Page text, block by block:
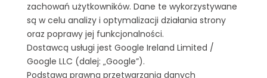
zachowań użytkowników. Dane te wykorzystywane
są w celu analizy i optymalizacji działania strony
oraz poprawy jej funkcjonalności.
Dostawcą usługi jest Google Ireland Limited /
Google LLC (dalej: „Google”).
Podstawą prawną przetwarzania danych